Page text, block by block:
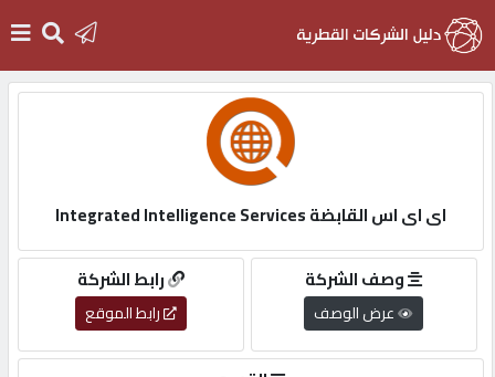
التسجيل
English
اى اى اس القابضة Integrated Intelligence Services
رابط الشركة
رابط الموقع
وصف الشركة
عرض الوصف